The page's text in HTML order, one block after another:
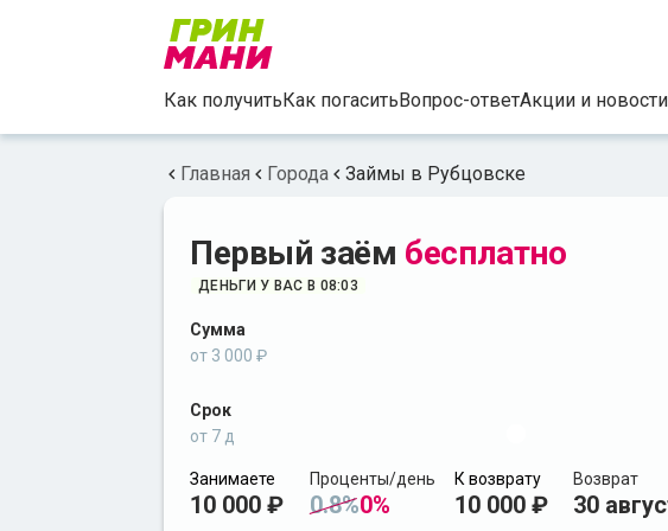
Как получитьКак погаситьВопрос-ответАкции и новости
Главная Города Займы в Рубцовске
Первый заём бесплатно
ДЕНЬГИ У ВАС В 08:03
Сумма
от 3 000 ₽
Срок
от 7 д
Занимаете
10 000 ₽
Проценты/день
0.8%0%
К возврату
10 000 ₽
Возврат
30